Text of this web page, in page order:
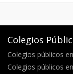
Colegios
Colegios públicos
Colegios públicos